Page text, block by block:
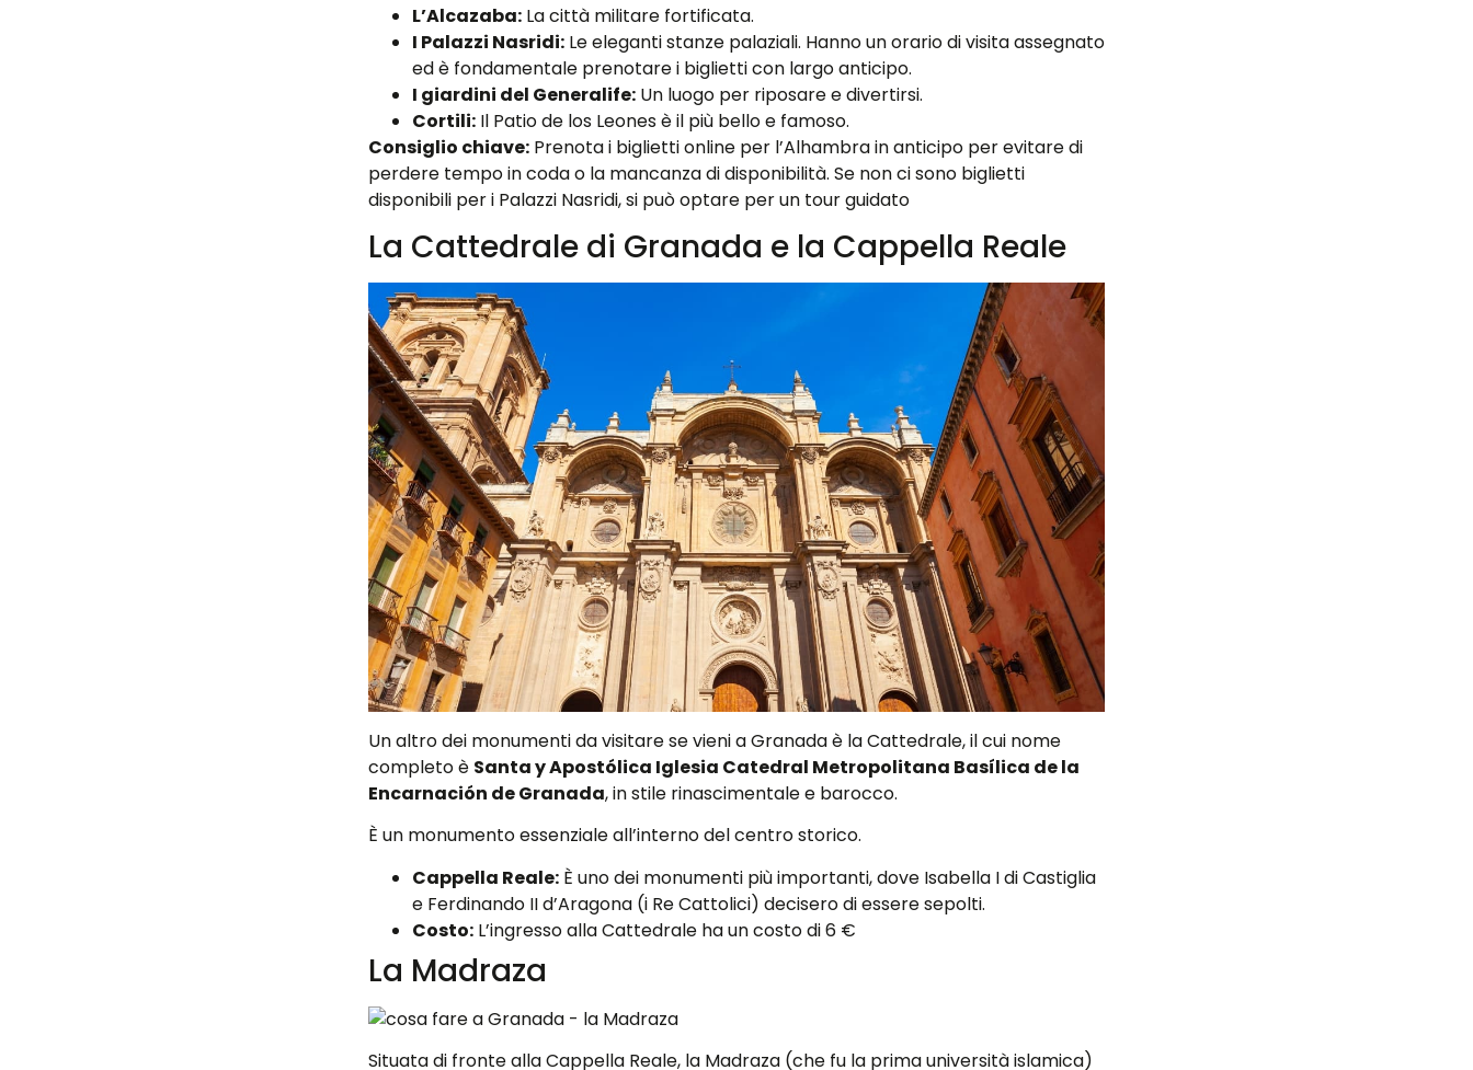
L’Alcazaba: La città militare fortificata.
I Palazzi Nasridi: Le eleganti stanze palaziali. Hanno un orario di visita assegnato
ed è fondamentale prenotare i biglietti con largo anticipo.
I giardini del Generalife: Un luogo per riposare e divertirsi.
Cortili: Il Patio de los Leones è il più bello e famoso.
Consiglio chiave: Prenota i biglietti online per l’Alhambra in anticipo per evitare di
perdere tempo in coda o la mancanza di disponibilità. Se non ci sono biglietti
disponibili per i Palazzi Nasridi, si può optare per un tour guidato
La Cattedrale di Granada e la Cappella Reale
Un altro dei monumenti da visitare se vieni a Granada è la Cattedrale, il cui nome
completo è Santa y Apostólica Iglesia Catedral Metropolitana Basílica de la
Encarnación de Granada, in stile rinascimentale e barocco.
È un monumento essenziale all’interno del centro storico.
Cappella Reale: È uno dei monumenti più importanti, dove Isabella I di Castiglia
e Ferdinando II d’Aragona (i Re Cattolici) decisero di essere sepolti.
Costo: L’ingresso alla Cattedrale ha un costo di 6 €
La Madraza
Situata di fronte alla Cappella Reale, la Madraza (che fu la prima università islamica)